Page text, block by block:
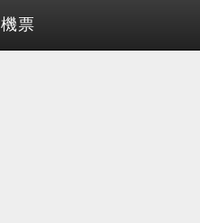
機票